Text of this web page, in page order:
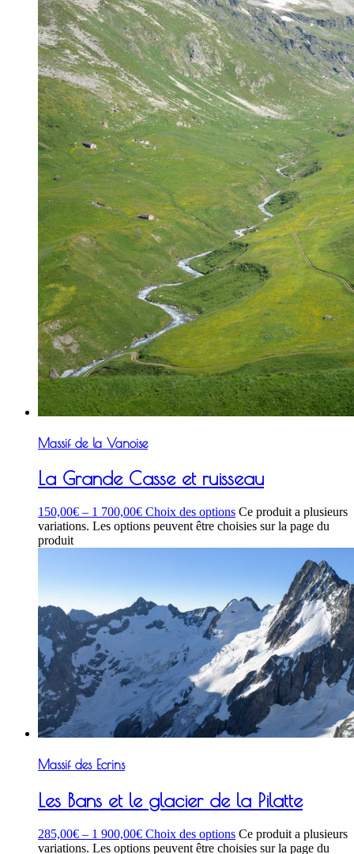
Massif de la Vanoise
La Grande Casse et ruisseau
150,00€ – 1 700,00€ Choix des options Ce produit a plusieurs
variations. Les options peuvent être choisies sur la page du
produit
Massif des Ecrins
Les Bans et le glacier de la Pilatte
285,00€ – 1 900,00€ Choix des options Ce produit a plusieurs
variations. Les options peuvent être choisies sur la page du